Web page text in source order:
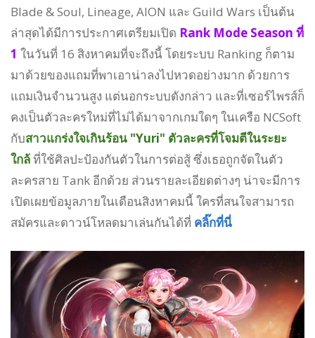
Blade & Soul, Lineage, AION และ Guild Wars เป็นต้น
ล่าสุดได้มีการประกาศเตรียมเปิด Rank Mode Season ที่
1 ในวันที่ 16 สิงหาคมที่จะถึงนี้ โดยระบบ Ranking ก็ตาม
มาด้วยของแถมที่พาเอาน่าลงไปหวดอย่างมาก ด้วยการ
แถมเงินจำนวนสูง แต่นอกระบบดังกล่าว และที่เซอร์ไพรส์ก็
คงเป็นตัวละครใหม่ที่ไม่ได้มาจากเกมใดๆ ในเครือ NCSoft
กับสาวแกร่งใจเกินร้อน "Yuri" ตัวละครที่โจมตีในระยะ
ใกล้ที่ใช้ศิลปะป้องกันตัวในการต่อสู้ ซึ่งเธอถูกจัดในตัว
ละครสาย Tank อีกด้วย ส่วนรายละเอียดต่างๆ น่าจะมีการ
เปิดเผยข้อมูลภายในเดือนสิงหาคมนี้ ใครที่สนใจสามารถ
สมัครและดาวน์โหลดมาเล่นกันได้ที่ คลิ๊กที่นี่